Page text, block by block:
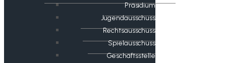
Präsidium
Jugendausschuss
Rechtsausschuss
Spielausschuss
Geschäftsstelle